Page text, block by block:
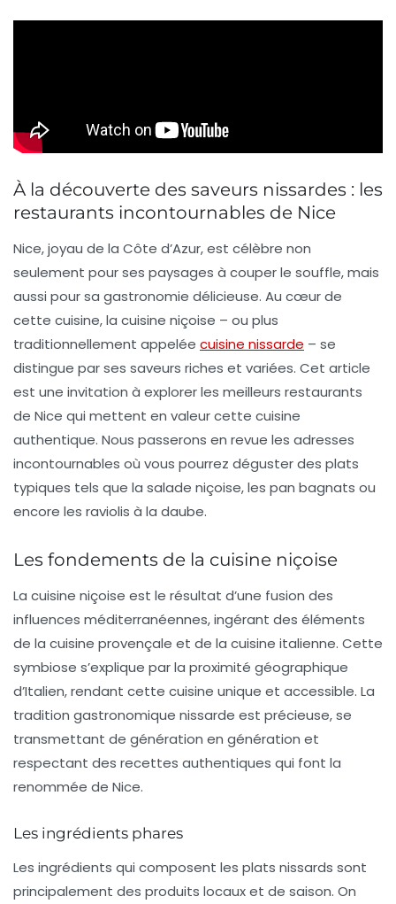
À la découverte des saveurs nissardes : les
restaurants incontournables de Nice
Nice, joyau de la Côte d’Azur, est célèbre non
seulement pour ses paysages à couper le souffle, mais
aussi pour sa gastronomie délicieuse. Au cœur de
cette cuisine, la cuisine niçoise – ou plus
traditionnellement appelée cuisine nissarde – se
distingue par ses saveurs riches et variées. Cet article
est une invitation à explorer les meilleurs restaurants
de Nice qui mettent en valeur cette cuisine
authentique. Nous passerons en revue les adresses
incontournables où vous pourrez déguster des plats
typiques tels que la salade niçoise, les pan bagnats ou
encore les raviolis à la daube.
Les fondements de la cuisine niçoise
La cuisine niçoise est le résultat d’une fusion des
influences méditerranéennes, ingérant des éléments
de la cuisine provençale et de la cuisine italienne. Cette
symbiose s’explique par la proximité géographique
d’Italien, rendant cette cuisine unique et accessible. La
tradition gastronomique nissarde est précieuse, se
transmettant de génération en génération et
respectant des recettes authentiques qui font la
renommée de Nice.
Les ingrédients phares
Les ingrédients qui composent les plats nissards sont
principalement des produits locaux et de saison. On